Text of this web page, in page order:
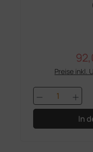
Preise inkl.
Produkt
In